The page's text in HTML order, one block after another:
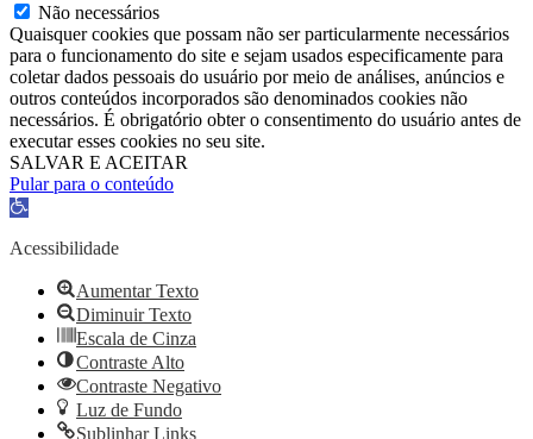
Não necessários
Quaisquer cookies que possam não ser particularmente necessários
para o funcionamento do site e sejam usados ​​especificamente para
coletar dados pessoais do usuário por meio de análises, anúncios e
outros conteúdos incorporados são denominados cookies não
necessários. É obrigatório obter o consentimento do usuário antes de
executar esses cookies no seu site.
SALVAR E ACEITAR
Pular para o conteúdo
Barra
Ferramentas
Acessibilidade
Aumentar Texto
Diminuir Texto
Escala de Cinza
Contraste Alto
Contraste Negativo
Luz de Fundo
Sublinhar Links